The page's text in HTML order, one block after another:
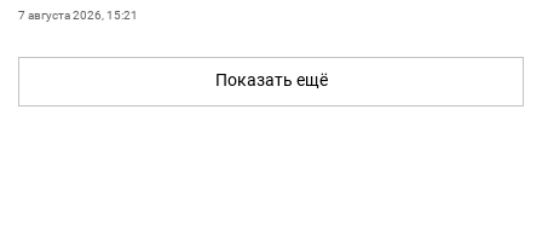
7 августа 2026, 15:21
Показать ещё